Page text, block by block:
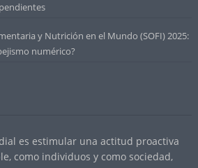
y Nutrición en el Mundo (SOFI) 2025:
numérico?
es estimular una actitud proactiva
como individuos y como sociedad,